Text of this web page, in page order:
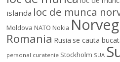
islanda loc de munca
Moldova NATO Nokia
Romania Rusia se cauta
personal curatenie Stockholm SUA